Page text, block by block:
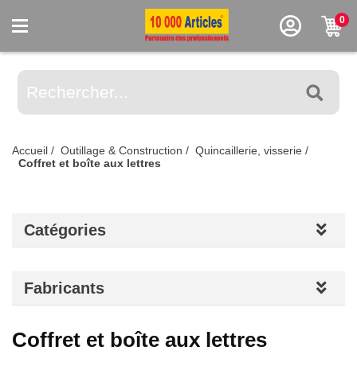
0
Accueil / Outillage & Construction / Quincaillerie, visserie /
Coffret et boîte aux lettres
Catégories
Fabricants
Coffret et boîte aux lettres